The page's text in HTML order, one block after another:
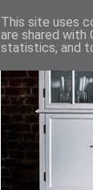
This site uses
are shared with
statistics, and